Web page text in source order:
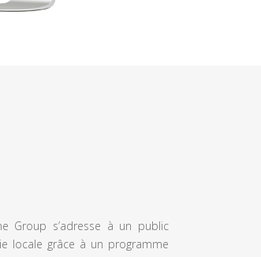
Group s’adresse à un public
locale grâce à un programme